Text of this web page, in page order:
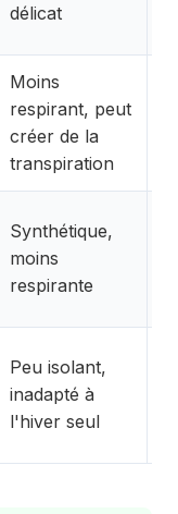
délicat
Moins
respirant, peut
créer de la
transpiration
Synthétique,
moins
respirante
Peu isolant,
inadapté à
l'hiver seul